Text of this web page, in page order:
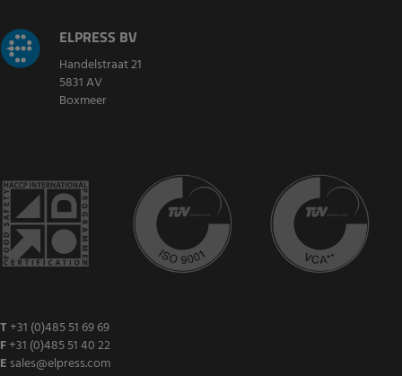
ELPRESS BV
Handelstraat 21
5831 AV
Boxmeer
T +31 (0)485 51 69 69
F+31 (0)485 51 40 22
E sales@elpress.com